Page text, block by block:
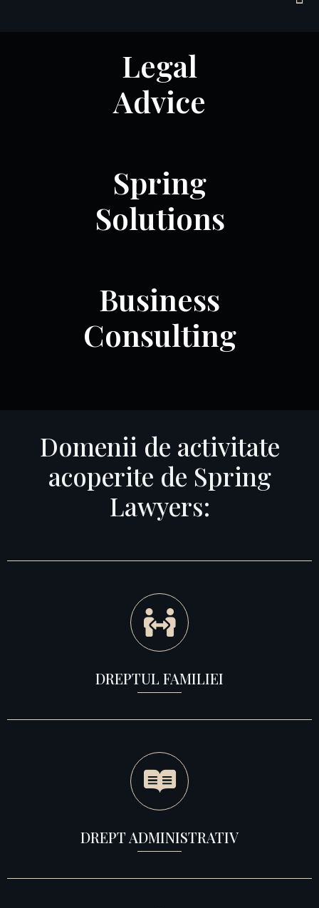
Legal
Advice
Spring
Solutions
Business
Consulting
Domenii de activitate
acoperite de Spring
Lawyers:
DREPTUL FAMILIEI
DREPT ADMINISTRATIV